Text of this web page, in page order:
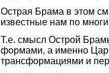
Острая Брама в этом
известные нам по
Т.е. смысл Острой
формами, а именно
трансформациями и